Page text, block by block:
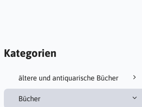
Kategorien
ältere und antiquarische Bücher
Bücher